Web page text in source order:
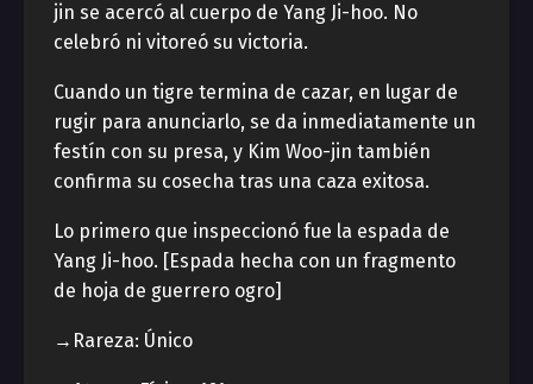
jin se acercó al cuerpo de Yang Ji-hoo. No
celebró ni vitoreó su victoria.
Cuando un tigre termina de cazar, en lugar de
rugir para anunciarlo, se da inmediatamente un
festín con su presa, y Kim Woo-jin también
confirma su cosecha tras una caza exitosa.
Lo primero que inspeccionó fue la espada de
Yang Ji-hoo. [Espada hecha con un fragmento
de hoja de guerrero ogro]
→Rareza: Único